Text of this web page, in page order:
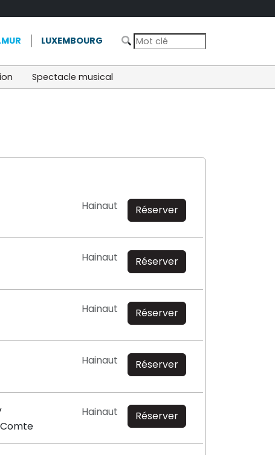
LUXEMBOURG
Spectacle musical
Hainaut Réserver
Hainaut Réserver
Hainaut Réserver
Hainaut Réserver
Hainaut Réserver